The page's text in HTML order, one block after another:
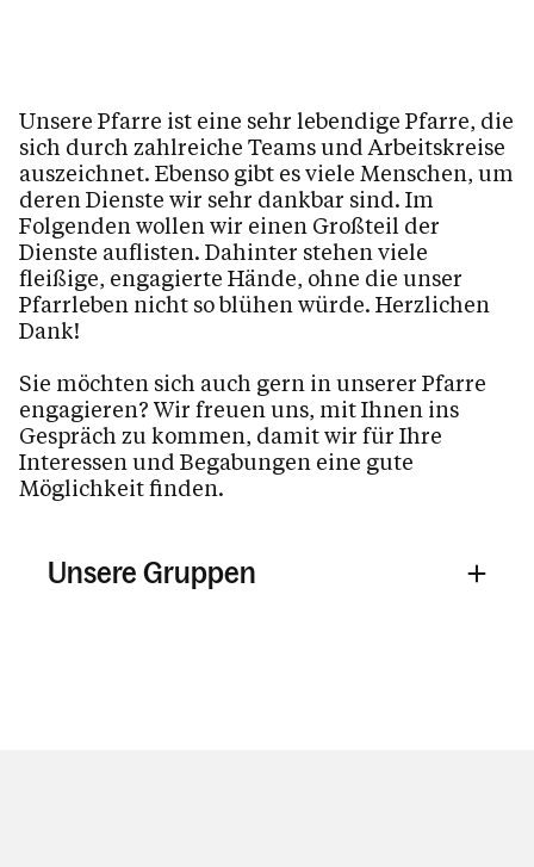
Kirche und Kapellen
Pfarrheim/Vermietung
Fotogalerie
Kalender
Personen
Kontakt
Unsere Pfarre ist eine sehr lebendige Pfarre, die
sich durch zahlreiche Teams und Arbeitskreise
auszeichnet. Ebenso gibt es viele Menschen, um
deren Dienste wir sehr dankbar sind. Im
Folgenden wollen wir einen Großteil der
Dienste auflisten. Dahinter stehen viele
fleißige, engagierte Hände, ohne die unser
Pfarrleben nicht so blühen würde. Herzlichen
Dank!
Sie möchten sich auch gern in unserer Pfarre
engagieren? Wir freuen uns, mit Ihnen ins
Gespräch zu kommen, damit wir für Ihre
Interessen und Begabungen eine gute
Möglichkeit finden.
Unsere Gruppen